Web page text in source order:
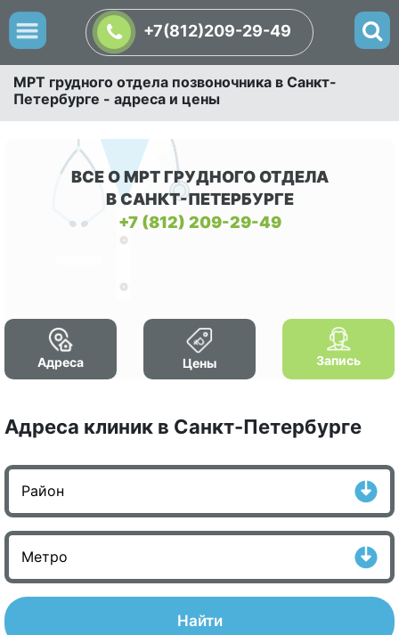
+7(812)209-29-49
МРТ грудного отдела позвоночника в Санкт-
Петербурге - адреса и цены
ВСЕ О МРТ ГРУДНОГО ОТДЕЛА
В САНКТ-ПЕТЕРБУРГЕ
+7 (812) 209-29-49
Адреса Цены Запись
Адреса клиник в Санкт-Петербурге
Найти